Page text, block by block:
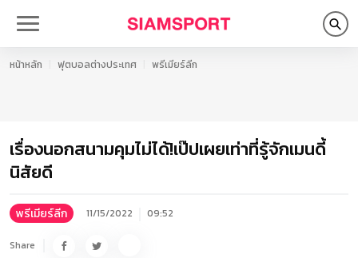
หน้าหลัก ฟุตบอลต่างประเทศ พรีเมียร์ลีก
เรื่องนอกสนามคุมไม่ได้!เป๊ปเผยเท่าที่รู้จักเมนดี้
นิสัยดี
พรีเมียร์ลีก 11/15/2022 09:52
Share